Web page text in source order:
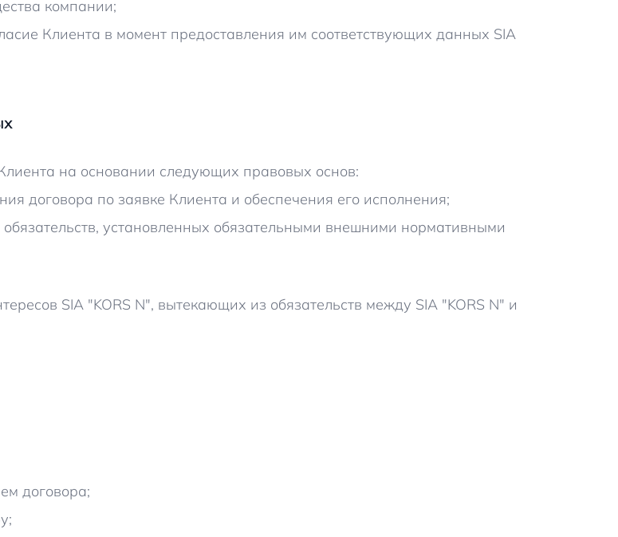
компании;
Клиента в момент предоставления им соответствующих данных SIA
на основании следующих правовых основ:
договора по заявке Клиента и обеспечения его исполнения;
установленных обязательными внешними нормативными
SIA "KORS N", вытекающих из обязательств между SIA "KORS N" и
договора;